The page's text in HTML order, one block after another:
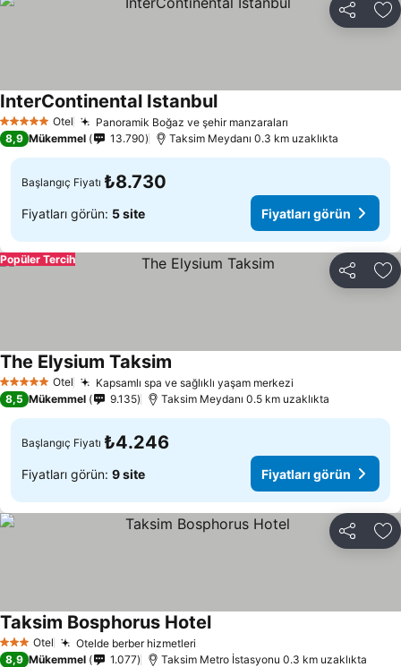
Paylaş
5 Yıldız Otel Panoramik Boğaz ve şehir manzaraları
InterContinental Istanbul
8,9 Mükemmel 13.790 Taksim Meydanı 0.3 km uzaklıkta
Başlangıç Fiyatı ₺8.730
Fiyatları görün: 5 site Fiyatları görün
Paylaş
Popüler Tercih
5 Yıldız Otel Kapsamlı spa ve sağlıklı yaşam merkezi
The Elysium Taksim
8,5 Mükemmel 9.135 Taksim Meydanı 0.5 km uzaklıkta
Başlangıç Fiyatı ₺4.246
Fiyatları görün: 9 site Fiyatları görün
Paylaş
3 YıldızOtel Otelde berber hizmetleri
Taksim Bosphorus Hotel
8,9 Mükemmel 1.077 Taksim Metro İstasyonu 0.3 km uzaklıkta